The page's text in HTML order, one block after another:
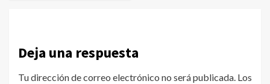
Deja una respuesta
Tu dirección de correo electrónico no será publicada. Los